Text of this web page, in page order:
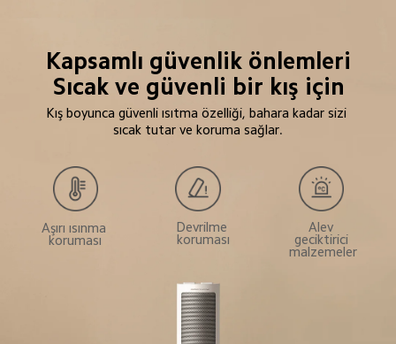
Kapsamlı güvenlik önlemleri
Sıcak ve güvenli bir kış için
Kış boyunca güvenli ısıtma özelliği, bahara kadar sizi
sıcak tutar ve koruma sağlar.
Aşırı ısınma
koruması
Devrilme
koruması
Alev
geciktirici
malzemeler